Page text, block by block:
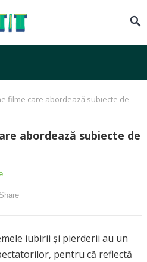
filme care abordează subiecte de
abordează subiecte de
Share
iubirii și pierderii au un
pentru că reflectă